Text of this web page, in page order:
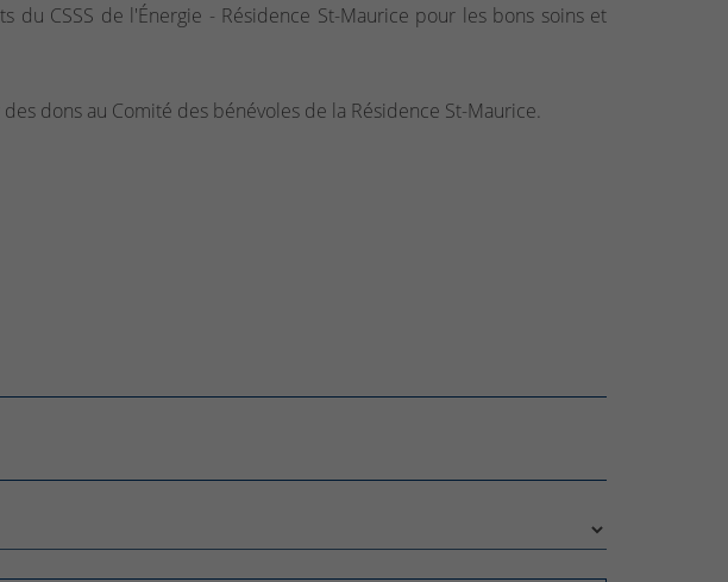
du CSSS de l'Énergie - Résidence St-Maurice pour les bons soins et
dons au Comité des bénévoles de la Résidence St-Maurice.